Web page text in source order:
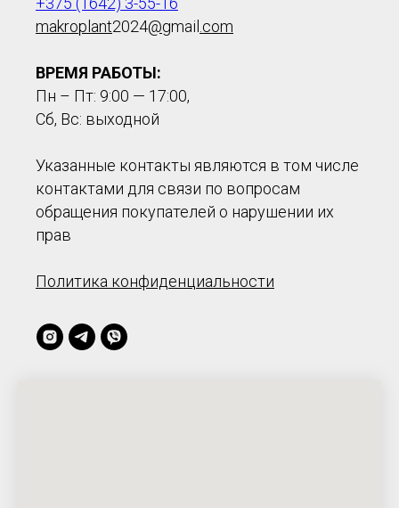
makroplant2024@gmail .com
ВРЕМЯ РАБОТЫ:
Пн – Пт: 9:00 — 17:00,
Сб, Вс: выходной
Указанные контакты являются в том числе
контактами для связи по вопросам
обращения покупателей о нарушении их
прав
Политика конфиденциальности